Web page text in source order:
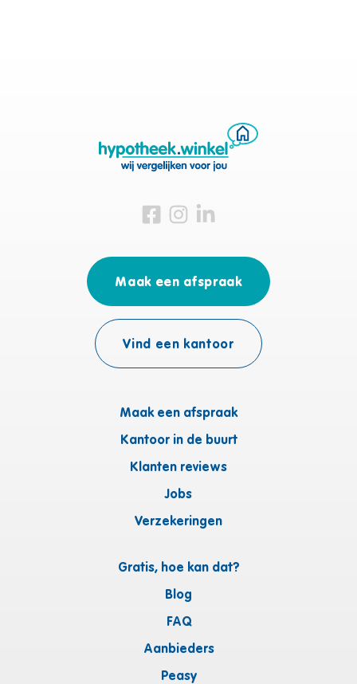
Bezoek ons op Facebook
Bezoek ons op Instagram
Bezoek ons op Linkedin
Maak een afspraak
Kantoor in de buurt
Klanten reviews
Jobs
Verzekeringen
Gratis, hoe kan dat?
Blog
FAQ
Aanbieders
Peasy
Maak een afspraak
Vind een kantoor